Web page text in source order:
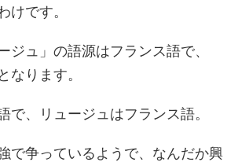
けです。
ジュ」の語源はフランス語で、
なります。
で、リュージュはフランス語。
で争っているようで、なんだか興